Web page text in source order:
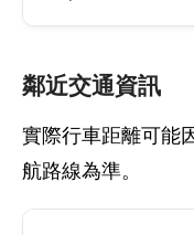
鄰近交通資訊
實際行車距離可能
航路線為準。